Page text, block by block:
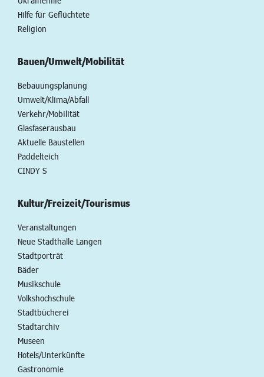
Hilfe für Geflüchtete
Religion
Bauen/Umwelt/Mobilität
Bebauungsplanung
Umwelt/Klima/Abfall
Verkehr/Mobilität
Glasfaserausbau
Aktuelle Baustellen
Paddelteich
CINDY S
Kultur/Freizeit/Tourismus
Veranstaltungen
Neue Stadthalle Langen
Stadtporträt
Bäder
Musikschule
Volkshochschule
Stadtbücherei
Stadtarchiv
Museen
Hotels/Unterkünfte
Gastronomie